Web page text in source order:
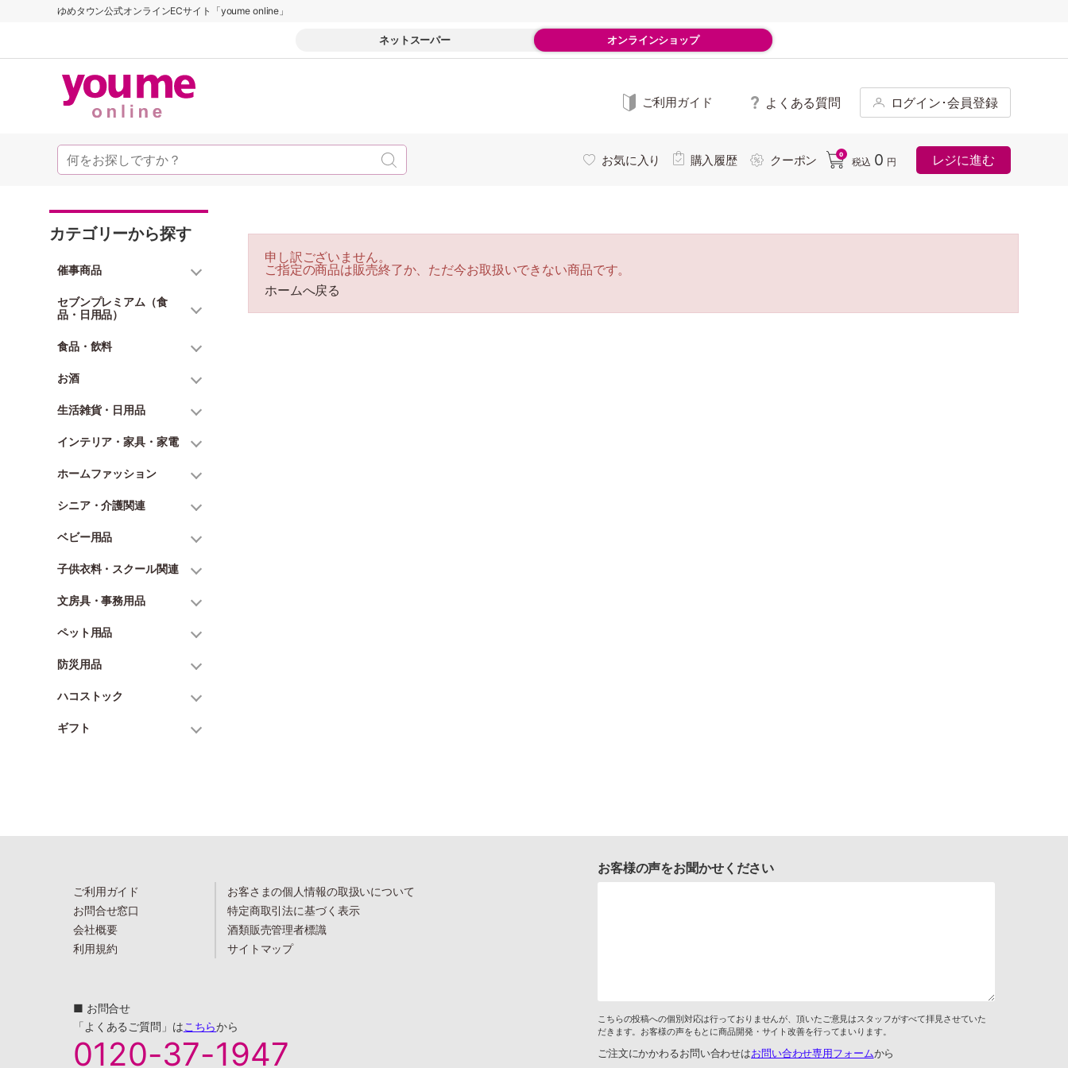
ゆめタウン公式オンラインECサイト「youme online」
ネットスーパー オンラインショップ
ご利用ガイド よくある質問 ログイン･会員登録
お気に入り 購入履歴 クーポン 0
税込 0 円 レジに進む
カテゴリーから探す
催事商品
セブンプレミアム（食
品・日用品）
食品・飲料
お酒
生活雑貨・日用品
インテリア・家具・家電
ホームファッション
シニア・介護関連
ベビー用品
子供衣料・スクール関連
文房具・事務用品
ペット用品
防災用品
ハコストック
ギフト
申し訳ございません。
ご指定の商品は販売終了か、ただ今お取扱いできない商品です。
ホームへ戻る
ご利用ガイド
お問合せ窓口
会社概要
利用規約
お客さまの個人情報の取扱いについて
特定商取引法に基づく表示
酒類販売管理者標識
サイトマップ
■ お問合せ
「よくあるご質問」はこちらから
0120-37-1947
お客様の声をお聞かせください
こちらの投稿への個別対応は行っておりませんが、頂いたご意見はスタッフがすべて拝見させていた
だきます。お客様の声をもとに商品開発・サイト改善を行ってまいります。
ご注文にかかわるお問い合わせはお問い合わせ専用フォームから